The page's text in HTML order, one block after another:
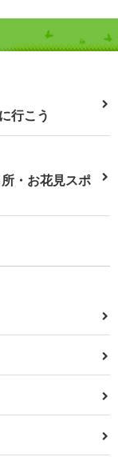
行こう
・お花見スポ